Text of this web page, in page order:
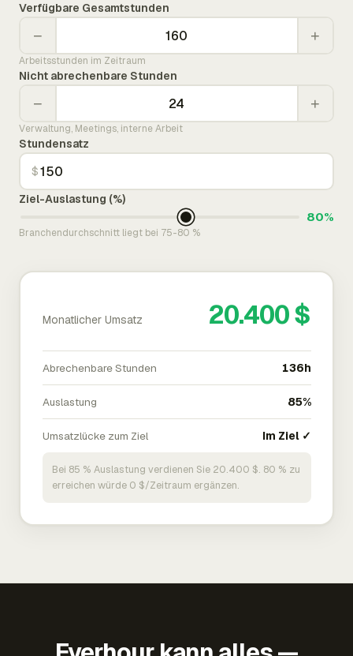
Verfügbare Gesamtstunden
− +
Arbeitsstunden im Zeitraum
Nicht abrechenbare Stunden
− +
Verwaltung, Meetings, interne Arbeit
Stundensatz
$
Ziel-Auslastung (%)
80%
Branchendurchschnitt liegt bei 75-80 %
Monatlicher Umsatz 20.400 $
Abrechenbare Stunden 136h
Auslastung 85%
Umsatzlücke zum Ziel Im Ziel ✓
Bei 85 % Auslastung verdienen Sie 20.400 $. 80 % zu
erreichen würde 0 $/Zeitraum ergänzen.